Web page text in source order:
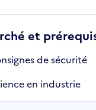
et
de sécurité
en industrie